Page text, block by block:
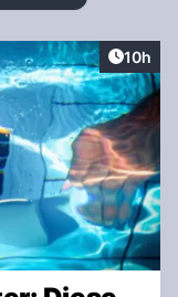
Artikel
10h